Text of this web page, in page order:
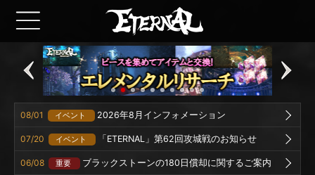
08/01 イベント 2026年8月インフォメーション
07/20 イベント 「ETERNAL」第62回攻城戦のお知らせ
06/08 重要 ブラックストーンの180日償却に関するご案内